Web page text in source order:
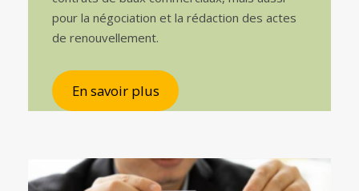
pour la négociation et la rédaction des actes
de renouvellement.
En savoir plus